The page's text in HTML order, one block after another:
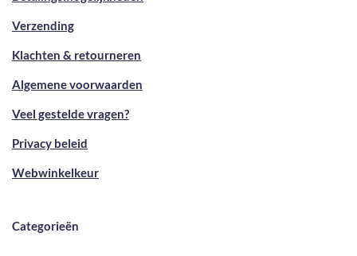
Verzending
Klachten & retourneren
Algemene voorwaarden
Veel gestelde vragen?
Privacy beleid
Webwinkelkeur
Categorieën